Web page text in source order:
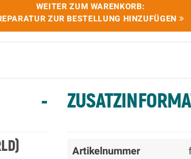
WEITER ZUM WARENKORB:
ZUR BESTELLUNG HINZUFÜGEN
-
Artikelnummer